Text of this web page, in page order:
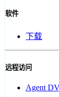
软件
下载
远程访问
Agent